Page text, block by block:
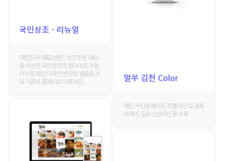
국민상조 - 리뉴얼
대한민국 대표브랜드 상조부문 대상
을 수상한 국민상조의 웹사이트 부분
리뉴얼 메인 디자인 변경및 웹표준 코
딩 기존의 플래쉬로 이루어진 . . .
얼쑤 김천 Color
개인 사진홈페이지, 작품사진 및 포토
에세이, 일상스냅사진 등 수록